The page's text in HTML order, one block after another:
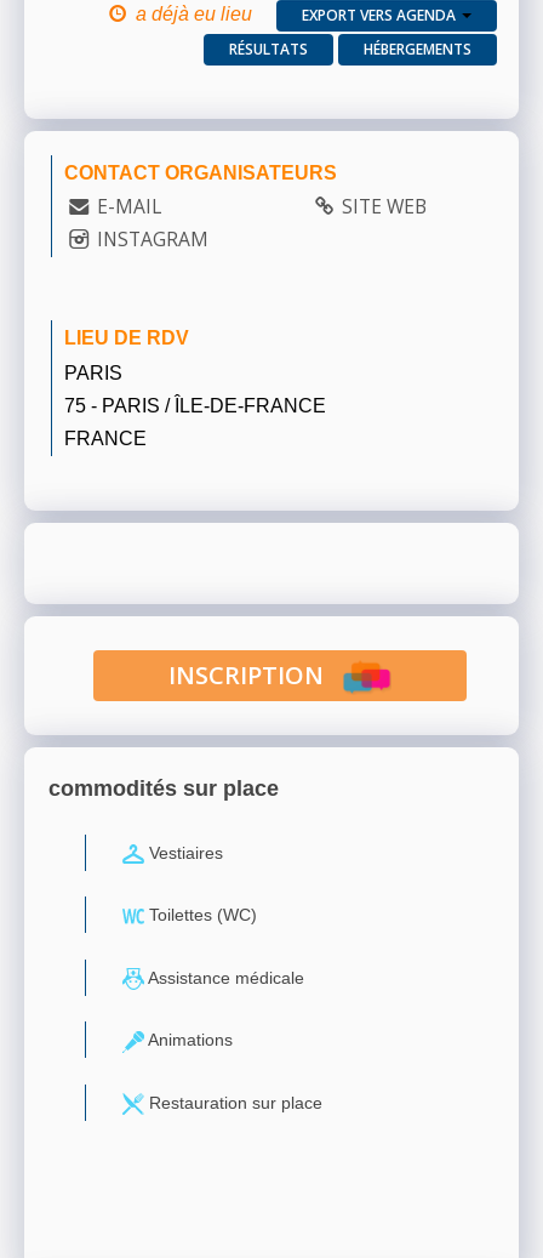
a déjà eu lieu
EXPORT VERS AGENDA
RÉSULTATS
HÉBERGEMENTS
CONTACT ORGANISATEURS
E-MAIL
SITE WEB
INSTAGRAM
LIEU DE RDV
PARIS
75 - PARIS / ÎLE-DE-FRANCE
FRANCE
INSCRIPTION
commodités sur place
Vestiaires
Toilettes (WC)
Assistance médicale
Animations
Restauration sur place